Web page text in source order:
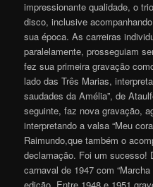
impressionante qualidade, o
disco, inclusive
sua época. As carreiras
paralelamente, prosseguiam
fez sua primeira gravação
lado das Três Marias,
saudades da Amélia”, de
seguinte, faz nova gravação,
interpretando a valsa “Meu
Raimundo,que também o
declamação. Foi um sucesso!
carnaval de 1947 com